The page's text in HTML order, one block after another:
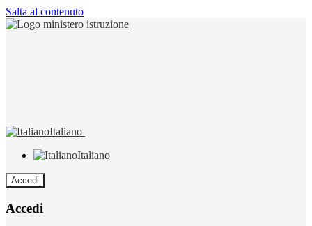
Salta al contenuto
Italiano
Italiano
Accedi
Accedi